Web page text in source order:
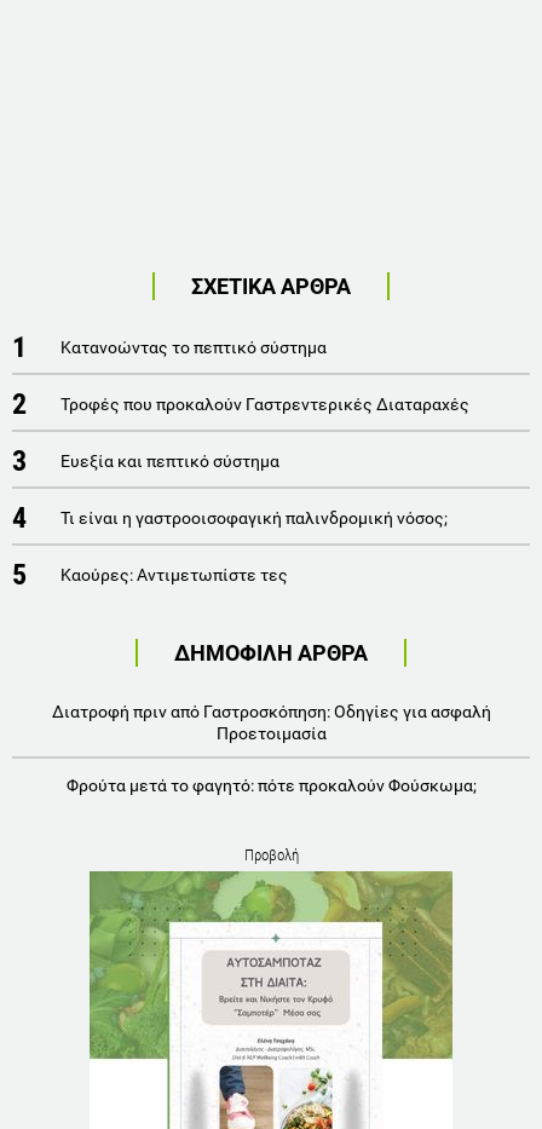
ΣΧΕΤΙΚΑ ΑΡΘΡΑ
1 Κατανοώντας το πεπτικό σύστημα
2 Τροφές που προκαλούν Γαστρεντερικές Διαταραχές
3 Ευεξία και πεπτικό σύστημα
4 Τι είναι η γαστροοισοφαγική παλινδρομική νόσος;
5 Καούρες: Αντιμετωπίστε τες
ΔΗΜΟΦΙΛΗ ΑΡΘΡΑ
Διατροφή πριν από Γαστροσκόπηση: Οδηγίες για ασφαλή
Προετοιμασία
Φρούτα μετά το φαγητό: πότε προκαλούν Φούσκωμα;
Προβολή